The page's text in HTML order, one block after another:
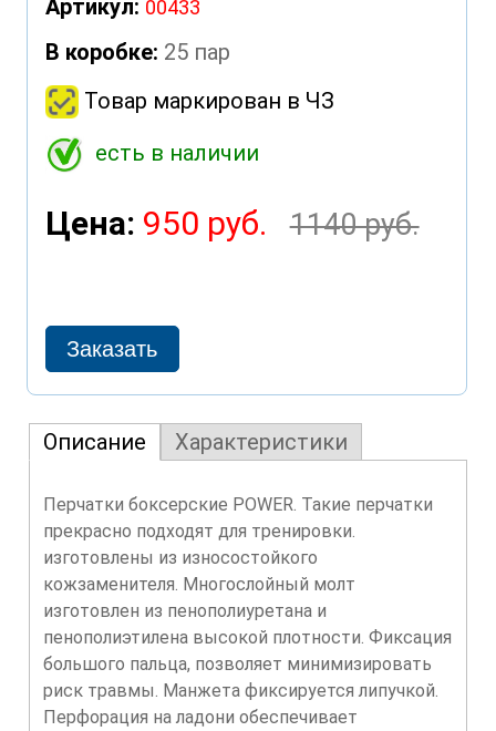
Артикул: 00433
В коробке: 25 пар
Товар маркирован в ЧЗ
есть в наличии
Цена: 950 руб. 1140 руб.
Описание Характеристики
Перчатки боксерские POWER. Такие перчатки
прекрасно подходят для тренировки.
изготовлены из износостойкого
кожзаменителя. Многослойный молт
изготовлен из пенополиуретана и
пенополиэтилена высокой плотности. Фиксация
большого пальца, позволяет минимизировать
риск травмы. Манжета фиксируется липучкой.
Перфорация на ладони обеспечивает